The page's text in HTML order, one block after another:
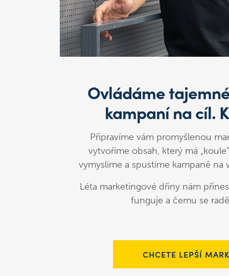
Ovládáme
kampaní na cíl.
Připravíme vám promyšlenou
vytvoříme obsah, který má
vymyslíme a spustíme kampaně na
Léta marketingové dřiny nám
funguje a čemu se
CHCETE LEPŠÍ